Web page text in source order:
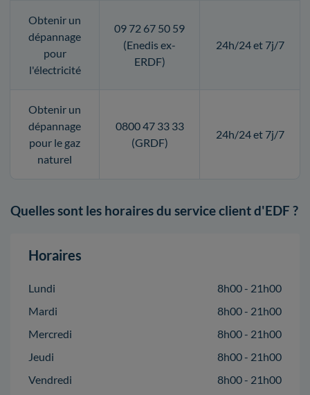
Obtenir un
dépannage
pour
l'électricité
09 72 67 50 59
(Enedis ex-
ERDF)
24h/24 et 7j/7
Obtenir un
dépannage
pour le gaz
naturel
0800 47 33 33
(GRDF)
24h/24 et 7j/7
Quelles sont les horaires du service client d'EDF ?
Horaires
Lundi
8h00 - 21h00
Mardi
8h00 - 21h00
Mercredi
8h00 - 21h00
Jeudi
8h00 - 21h00
Vendredi
8h00 - 21h00